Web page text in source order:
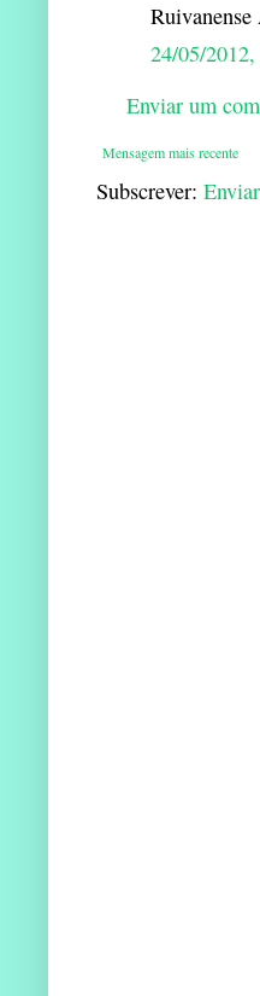
24/05/
Enviar um
Mensagem mais recente
Subscrever: